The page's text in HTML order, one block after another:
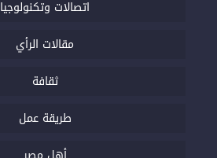
اتصالات وتكنولوجيا
مقالات الرأي
ثقافة
طريقة عمل